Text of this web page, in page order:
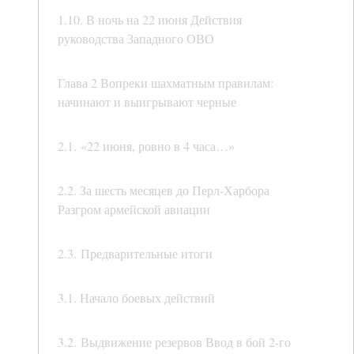
1.10. В ночь на 22 июня Действия
руководства Западного ОВО
Глава 2 Вопреки шахматным правилам:
начинают и выигрывают черные
2.1. «22 июня, ровно в 4 часа…»
2.2. За шесть месяцев до Перл-Харбора
Разгром армейской авиации
2.3. Предварительные итоги
3.1. Начало боевых действий
3.2. Выдвижение резервов Ввод в бой 2-го